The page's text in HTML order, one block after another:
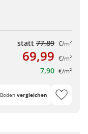
statt 77,89 €/m²
69,99 €/m²
7,90 €/m²
Boden vergleichen